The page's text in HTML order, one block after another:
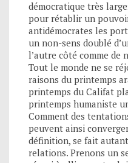
démocratique très
pour rétablir un
antidémocrates les
un non-sens doublé
l’autre côté comme de
Tout le monde ne se
raisons du printemps
printemps du Califat
printemps humaniste
Comment des
peuvent ainsi
définition, se fait autant
relations. Prenons un